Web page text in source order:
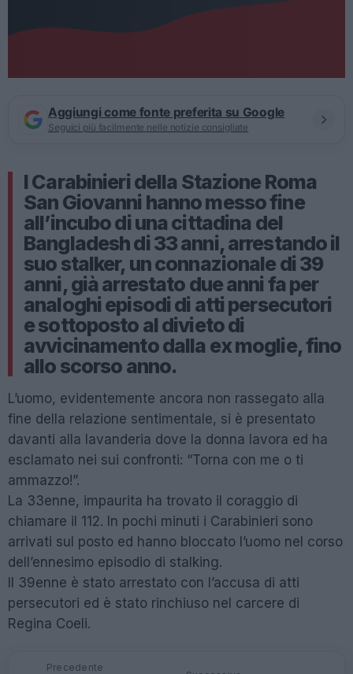
Aggiungi come fonte preferita su Google
Seguici più facilmente nelle notizie consigliate
I Carabinieri della Stazione Roma
San Giovanni hanno messo fine
all’incubo di una cittadina del
Bangladesh di 33 anni, arrestando il
suo stalker, un connazionale di 39
anni, già arrestato due anni fa per
analoghi episodi di atti persecutori
e sottoposto al divieto di
avvicinamento dalla ex moglie, fino
allo scorso anno.
L’uomo, evidentemente ancora non rassegato alla
fine della relazione sentimentale, si è presentato
davanti alla lavanderia dove la donna lavora ed ha
esclamato nei sui confronti: “Torna con me o ti
ammazzo!”.
La 33enne, impaurita ha trovato il coraggio di
chiamare il 112. In pochi minuti i Carabinieri sono
arrivati sul posto ed hanno bloccato l’uomo nel corso
dell’ennesimo episodio di stalking.
Il 39enne è stato arrestato con l’accusa di atti
persecutori ed è stato rinchiuso nel carcere di
Regina Coeli.
Precedente